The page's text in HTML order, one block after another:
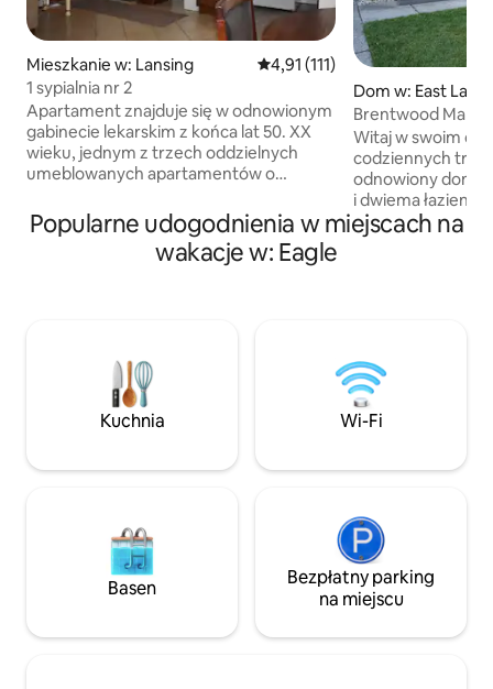
Mieszkanie w: Lansing Średnia ocena: 4,91 na 5, liczba
4,91 (111)
1 sypialnia nr 2
Apartament znajduje się w odnowionym
gabinecie lekarskim z końca lat 50. XX
wieku, jednym z trzech oddzielnych
umeblowanych apartamentów o
apartament z 1 sypialnią w ładnej okolicy
Lansing, 5 minut jazdy od centrum
miasta i 7 minut do MSU. W odległości
chyba że uzyskano uprzednią zgodę.
Wszelkie imprezy towarzyskie lub
wszelkiego rodzaju imprezy są
zabronione. Przy rezerwacji oczekuje się
zdjęciem
Dom w: East
Brentwood
i spokojne)
Witaj w swoim
codziennych
odnowiony dom
i dwiema
czysty, stylowy i
o wygodzie.
wypad, czy na
ten dom ma
potrzebujesz do
i niezapomnianego
jest
Popularne udogodnienia w miejscach na
wakacje w: Eagle
Kuchnia Wi-Fi
Basen
Bezpłatny parking
na miejscu